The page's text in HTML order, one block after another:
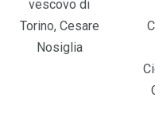
vescovo di
Torino, Cesare
Nosiglia